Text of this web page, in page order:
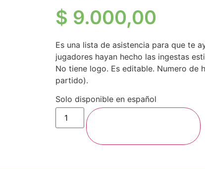
$ 9.000,00
Es una lista de asistencia para que te
jugadores hayan hecho las ingestas
No tiene logo. Es editable. Numero de
partido).
Solo disponible en español